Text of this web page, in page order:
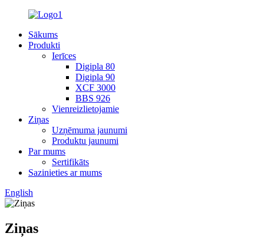
Sākums
Produkti
Ierīces
Digipla 80
Digipla 90
XCF 3000
BBS 926
Vienreizlietojamie
Ziņas
Uzņēmuma jaunumi
Produktu jaunumi
Par mums
Sertifikāts
Sazinieties ar mums
English
Ziņas